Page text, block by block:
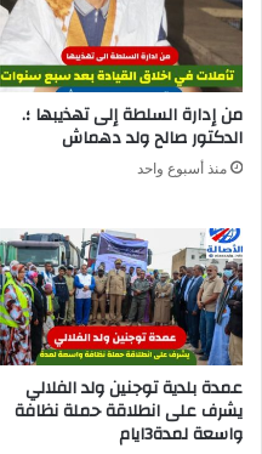
من إدارة السلطة إلى تهذيبها ؛.
الدكتور صالح ولد دهماش
منذ أسبوع واحد
عمدة بلدية توجنين ولد الفلالي
يشرف على انطلاقة حملة نظافة
واسعة لمدة3ايام